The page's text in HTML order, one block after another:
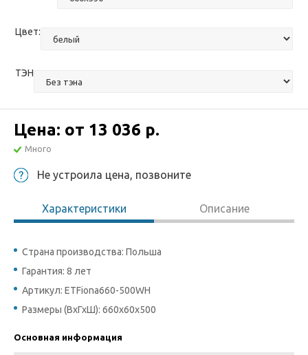
Цвет:
ТЭН
Цена: от 13 036 р.
Много
Не устроила цена, позвоните
Характеристики Описание
Страна производства: Польша
Гарантия: 8 лет
Артикул: ETFiona660-500WH
Размеры (ВхГхШ): 660x60х500
Основная информация